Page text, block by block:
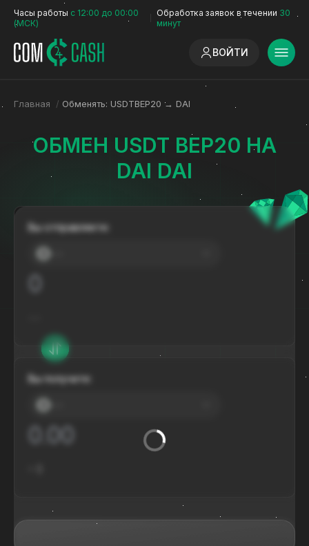
Часы работы с 12:00 до 00:00
(МСК)
Обработка заявок в течении 30
минут
ВОЙТИ
Главная / Обменять: USDTBEP20 → DAI
ОБМЕН USDT BEP20 НА
DAI DAI
Вы отправляете:
Вы получите: